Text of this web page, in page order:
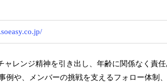
ャレンジ精神を引き出し、年齢に関係なく責
例や、メンバーの挑戦を支えるフォロー体制